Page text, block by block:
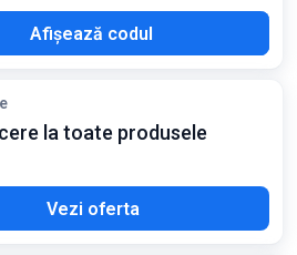
Afișează codul
la toate produsele
Vezi oferta